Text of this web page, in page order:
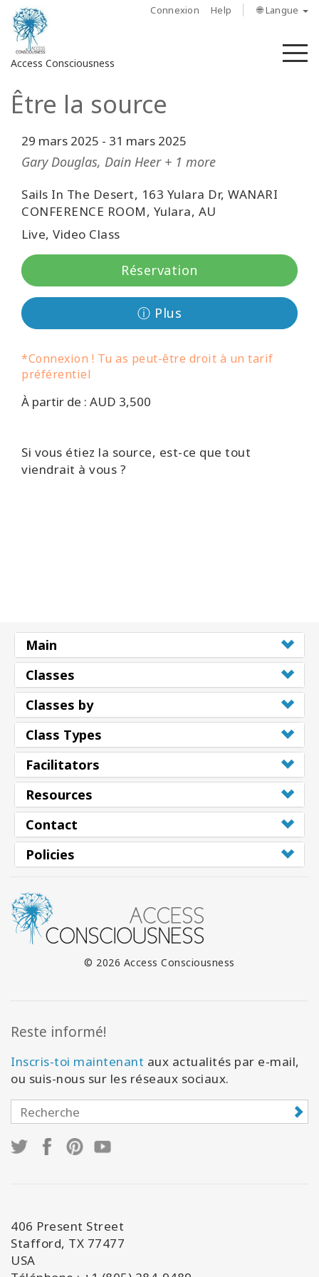
Connexion Help 🌐 Langue
Access Consciousness
Connectez-
sur
votre
compte
À
propos
Access
Les
régions
Classes
Facilitateurs
More
Être la source
29 mars 2025 - 31 mars 2025
Gary Douglas, Dain Heer + 1 more
Sails In The Desert, 163 Yulara Dr, WANARI
CONFERENCE ROOM, Yulara, AU
Live, Video Class
Réservation
ⓘ Plus
*Connexion ! Tu as peut-être droit à un tarif
préférentiel
À partir de : AUD 3,500
Si vous étiez la source, est-ce que tout
viendrait à vous ?
Main
Classes
Classes by
Class Types
Facilitators
Resources
Contact
Policies
© 2026 Access Consciousness
Reste informé!
Inscris-toi maintenant aux actualités par e-mail,
ou suis-nous sur les réseaux sociaux.
406 Present Street
Stafford, TX 77477
USA